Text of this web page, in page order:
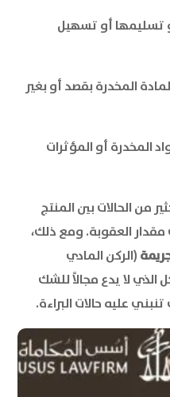
تسليمها أو تسهيل
المخدرة بقصد أو بغير
المخدرة أو المؤثرات
من الحالات بين المنتج
العقوبة. ومع ذلك،
(الركن المادي
الذي لا يدع مجالاً للشك
عليه حالات البراءة.